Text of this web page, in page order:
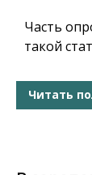
Часть
такой
Читать